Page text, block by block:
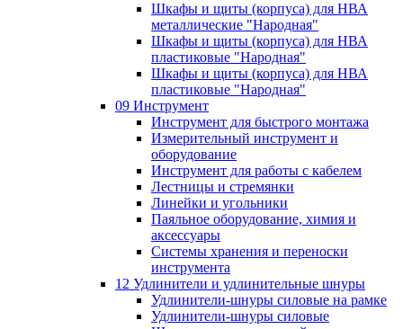
Шкафы и щиты (корпуса) для НВА
металлические "Народная"
Шкафы и щиты (корпуса) для НВА
пластиковые "Народная"
Шкафы и щиты (корпуса) для НВА
пластиковые "Народная"
09 Инструмент
Инструмент для быстрого монтажа
Измерительный инструмент и
оборудование
Инструмент для работы с кабелем
Лестницы и стремянки
Линейки и угольники
Паяльное оборудование, химия и
аксессуары
Системы хранения и переноски
инструмента
12 Удлинители и удлинительные шнуры
Удлинители-шнуры силовые на рамке
Удлинители-шнуры силовые